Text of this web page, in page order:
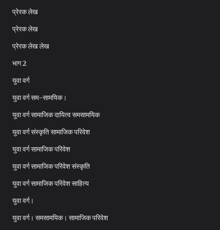
प्रेरक लेख
प्रेरक लेख
प्रेरक लेख लेख
भाग 2
युवा वर्ग
युवा वर्ग सम-सामयिक।
युवा वर्ग सामाजिक दायित्व समसामयिक
युवा वर्ग संस्कृति सामाजिक परिवेश
युवा वर्ग सामाजिक परिवेश
युवा वर्ग सामाजिक परिवेश संस्कृति
युवा वर्ग सामाजिक परिवेश साहित्य
युवा वर्ग।
युवा वर्ग। समसामयिक। सामाजिक परिवेश